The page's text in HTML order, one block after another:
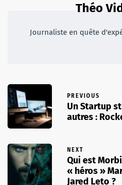
Théo
Journaliste en quête
PREVIOUS
Un Startup
autres :
NEXT
Qui est
« héros »
Jared Leto ?